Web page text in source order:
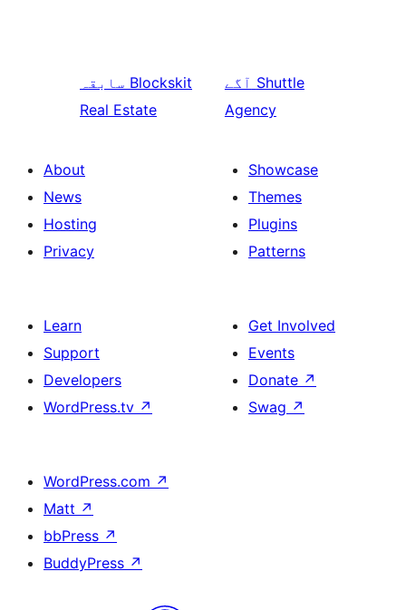
سابقہ Blockskit
Real Estate
آگے Shuttle
Agency
About
News
Hosting
Privacy
Showcase
Themes
Plugins
Patterns
Learn
Support
Developers
WordPress.tv ↗
Get Involved
Events
Donate ↗
Swag ↗
WordPress.com ↗
Matt ↗
bbPress ↗
BuddyPress ↗